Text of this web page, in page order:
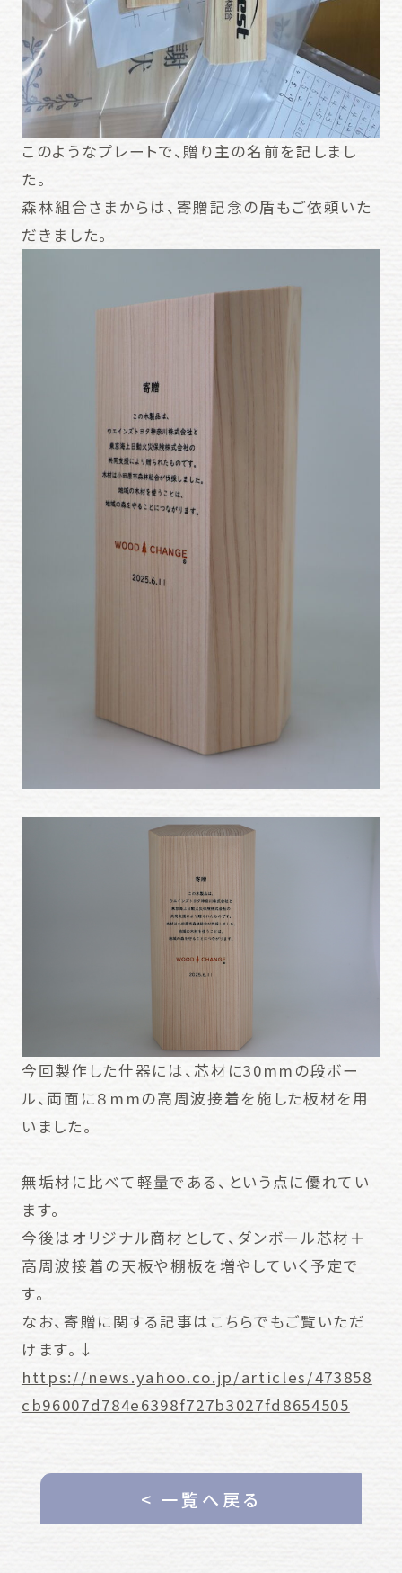
このようなプレートで、贈り主の名前を記しまし
た。
森林組合さまからは、寄贈記念の盾もご依頼いた
だきました。
今回製作した什器には、芯材に30mmの段ボー
ル、両面に８mmの高周波接着を施した板材を用
いました。
無垢材に比べて軽量である、という点に優れてい
ます。
今後はオリジナル商材として、ダンボール芯材＋
高周波接着の天板や棚板を増やしていく予定で
す。
なお、寄贈に関する記事はこちらでもご覧いただ
けます。↓
https://news.yahoo.co.jp/articles/473858
cb96007d784e6398f727b3027fd8654505
< 一覧へ戻る